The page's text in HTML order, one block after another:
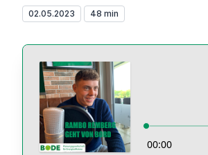
02.05.2023 48 min